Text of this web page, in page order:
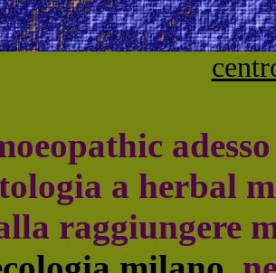
a herbal
raggiungere